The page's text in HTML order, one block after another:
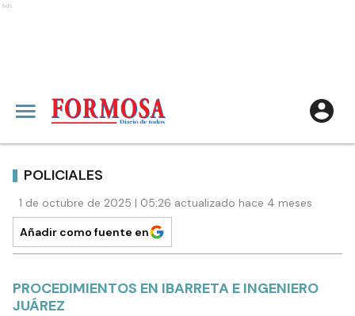
Ads
POLICIALES
1 de octubre de 2025 | 05:26 actualizado hace 4 meses
Añadir como fuente en
PROCEDIMIENTOS EN IBARRETA E INGENIERO
JUÁREZ